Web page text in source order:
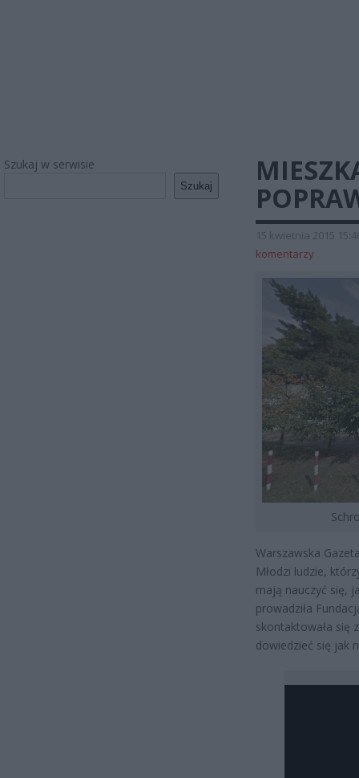
Szukaj w serwisie
Szukaj
15 kwietnia 2015
komentarzy
Warszawska
Młodzi ludzie,
mają nauczyć się,
prowadziła
skontaktowała się
dowiedzieć się jak